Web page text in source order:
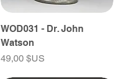
WOD031 - Dr. John
Watson
Prix
49,00 $US